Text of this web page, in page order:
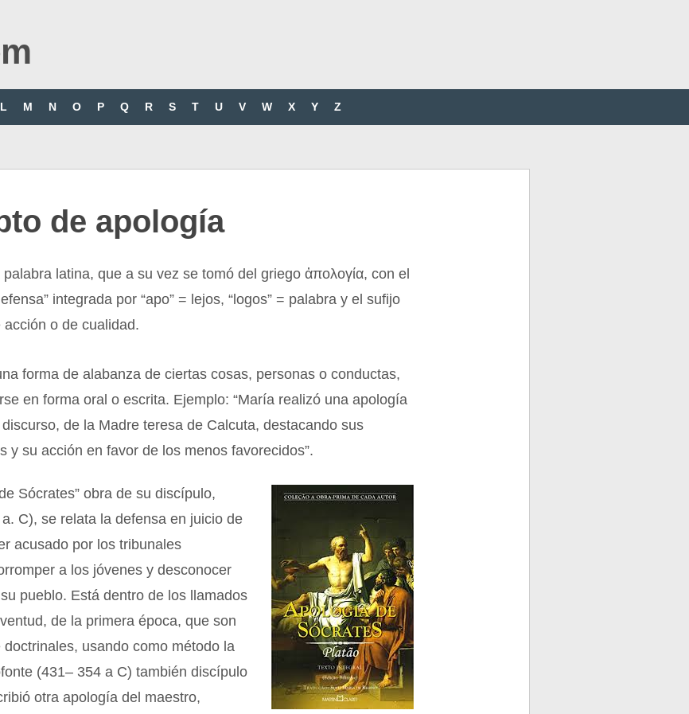
L M N O P Q R S T U V W X Y Z
de apología
latina, que a su vez se tomó del griego ἀπολογία, con el
integrada por “apo” = lejos, “logos” = palabra y el sufijo
acción o de cualidad.
forma de alabanza de ciertas cosas, personas o conductas,
en forma oral o escrita. Ejemplo: “María realizó una apología
de la Madre teresa de Calcuta, destacando sus
y su acción en favor de los menos favorecidos”.
Sócrates” obra de su discípulo,
C), se relata la defensa en juicio de
acusado por los tribunales
a los jóvenes y desconocer
pueblo. Está dentro de los llamados
de la primera época, que son
usando como método la
(431– 354 a C) también discípulo
otra apología del maestro,